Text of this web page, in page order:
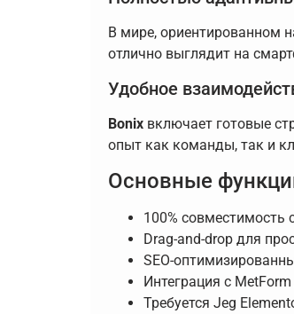
В мире, ориентированном
отлично выглядит на
Удобное
Bonix включает готовые
опыт как команды, так и
Основные
100% совместимость
Drag-and-drop для
SEO-
Интеграция с
Требуется Jeg